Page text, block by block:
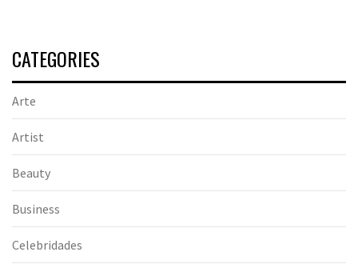
CATEGORIES
Arte
Artist
Beauty
Business
Celebridades